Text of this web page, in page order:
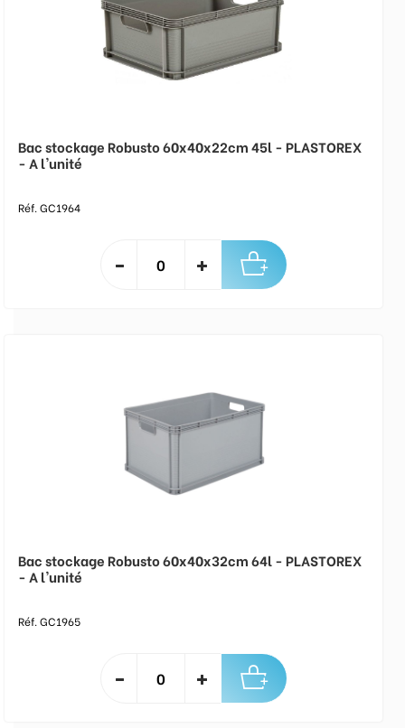
Bac stockage Robusto 60x40x22cm 45l - PLASTOREX
- A l'unité
Réf. GC1964
Bac stockage Robusto 60x40x32cm 64l - PLASTOREX
- A l'unité
Réf. GC1965